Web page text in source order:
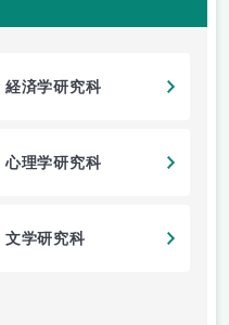
経済学研究科
心理学研究科
文学研究科